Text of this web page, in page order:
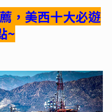
，美西十大必遊
~